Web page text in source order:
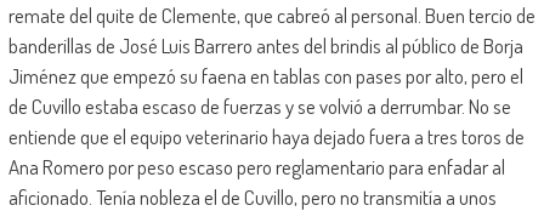
remate del quite de Clemente, que cabreó al personal. Buen tercio de
banderillas de José Luis Barrero antes del brindis al público de Borja
Jiménez que empezó su faena en tablas con pases por alto, pero el
de Cuvillo estaba escaso de fuerzas y se volvió a derrumbar. No se
entiende que el equipo veterinario haya dejado fuera a tres toros de
Ana Romero por peso escaso pero reglamentario para enfadar al
aficionado. Tenía nobleza el de Cuvillo, pero no transmitía a unos